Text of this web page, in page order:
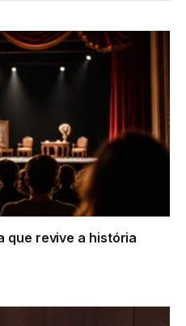
que revive a história